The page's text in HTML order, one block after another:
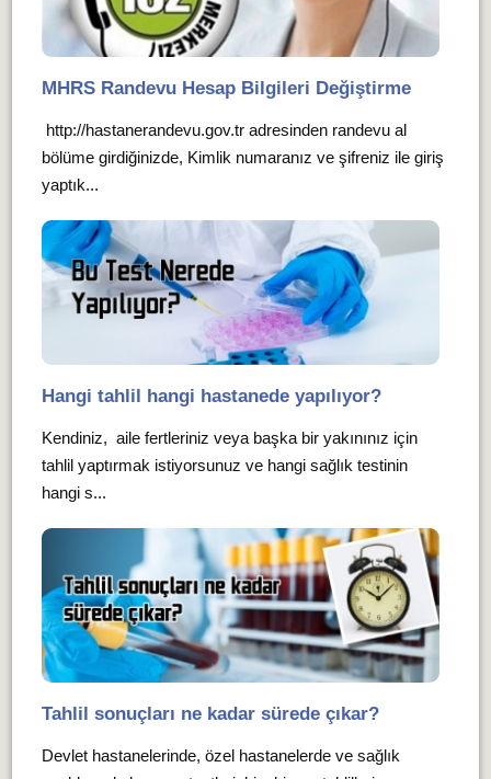
MHRS Randevu Hesap Bilgileri Değiştirme
http://hastanerandevu.gov.tr adresinden randevu al
bölüme girdiğinizde, Kimlik numaranız ve şifreniz ile giriş
yaptık...
Hangi tahlil hangi hastanede yapılıyor?
Kendiniz, aile fertleriniz veya başka bir yakınınız için
tahlil yaptırmak istiyorsunuz ve hangi sağlık testinin
hangi s...
Tahlil sonuçları ne kadar sürede çıkar?
Devlet hastanelerinde, özel hastanelerde ve sağlık